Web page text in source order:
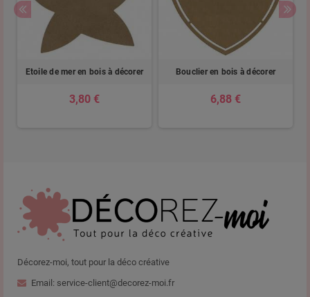
Etoile de mer en bois à décorer
3,80 €
Bouclier en bois à décorer
6,88 €
Décorez-moi, tout pour la déco créative
Email: service-client@decorez-moi.fr